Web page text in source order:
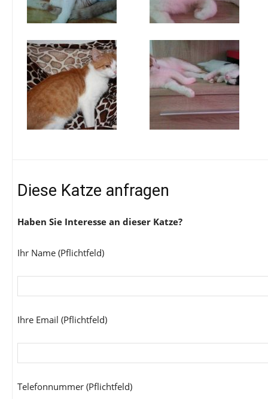
Diese Katze anfragen
Haben Sie Interesse an dieser Katze?
Ihr Name (Pflichtfeld)
Ihre Email (Pflichtfeld)
Telefonnummer (Pflichtfeld)